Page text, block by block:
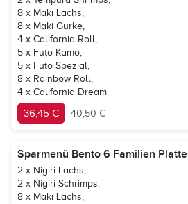
8 x Maki Lachs,
8 x Maki Gurke,
4 x California Roll,
5 x Futo Kamo,
5 x Futo Spezial,
8 x Rainbow Roll,
4 x California Dream
36,45 € 40,50 €
Sparmenü Bento 6 Familien Platte
2 x Nigiri Lachs,
2 x Nigiri Schrimps,
8 x Maki Lachs,